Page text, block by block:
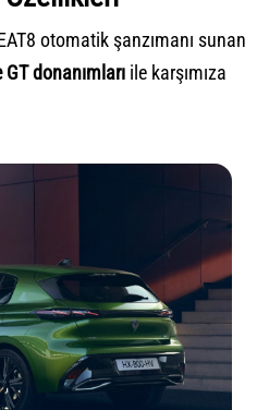
otomatik şanzımanı sunan
donanımları ile karşımıza